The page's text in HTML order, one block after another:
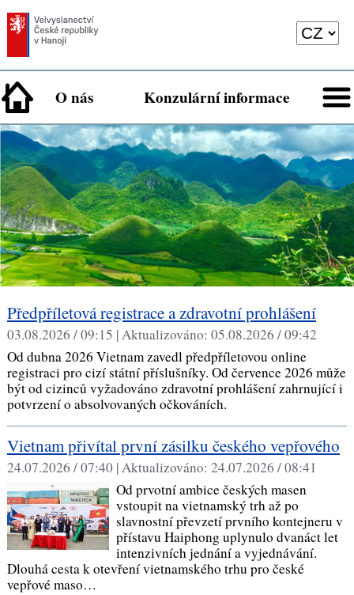
O nás Konzulární informace
Předpříletová registrace a zdravotní prohlášení
03.08.2026 / 09:15 |Aktualizováno: 05.08.2026 / 09:42
Od dubna 2026 Vietnam zavedl předpříletovou online
registraci pro cizí státní příslušníky. Od července 2026 může
být od cizinců vyžadováno zdravotní prohlášení zahrnující i
potvrzení o absolvovaných očkováních.
Vietnam přivítal první zásilku českého vepřového
24.07.2026 / 07:40 |Aktualizováno: 24.07.2026 / 08:41
Od prvotní ambice českých masen
vstoupit na vietnamský trh až po
slavnostní převzetí prvního kontejneru v
přístavu Haiphong uplynulo dvanáct let
intenzivních jednání a vyjednávání.
Dlouhá cesta k otevření vietnamského trhu pro české
vepřové maso…